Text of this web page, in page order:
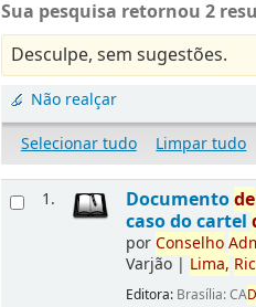
Sua pesquisa retornou 2
Desculpe, sem sugestões.
Não realçar
Selecionar tudo
Limpar tudo
1. Documentode
caso do cartel
porConselho
Varjão | Lima,
Editora: Brasília: CA